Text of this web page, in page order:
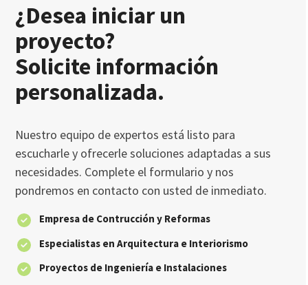
¿Desea iniciar un
proyecto?
Solicite información
personalizada.
Nuestro equipo de expertos está listo para
escucharle y ofrecerle soluciones adaptadas a sus
necesidades. Complete el formulario y nos
pondremos en contacto con usted de inmediato.
Empresa de Contrucción y Reformas
Especialistas en Arquitectura e Interiorismo
Proyectos de Ingeniería e Instalaciones